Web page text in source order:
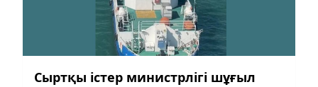
Сыртқы істер министрлігі шұғыл